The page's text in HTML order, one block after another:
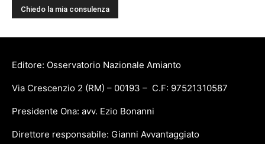
Editore: Osservatorio Nazionale Amianto
Via Crescenzio 2 (RM) – 00193 – C.F: 97521310587
Presidente Ona: avv. Ezio Bonanni
Direttore responsabile: Gianni Avvantaggiato